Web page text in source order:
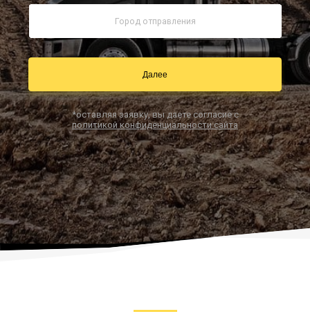
sale@simtruck-negabarit.ru
Заказать звонок
Далее
*оставляя заявку, вы даете согласие с
политикой конфиденциальности сайта